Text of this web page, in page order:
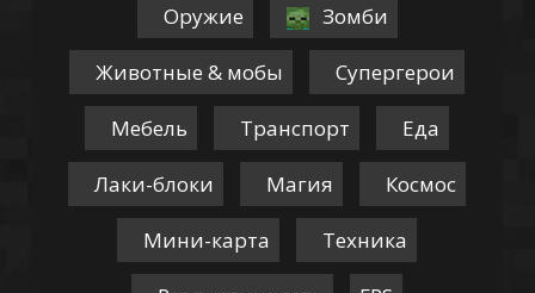
Оружие Зомби
Животные & мобы Супергерои
Мебель Транспорт Еда
Лаки-блоки Магия Космос
Мини-карта Техника